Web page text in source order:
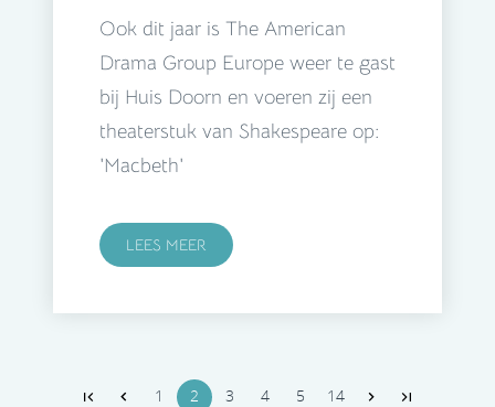
Ook dit jaar is The American
Drama Group Europe weer te gast
bij Huis Doorn en voeren zij een
theaterstuk van Shakespeare op:
'Macbeth'
LEES MEER
1 2 3 4 5 14